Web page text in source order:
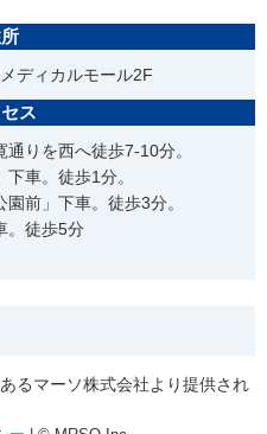
ディカルモール2F
ス
りを西へ徒歩7-10分。
車。徒歩1分。
前」下車。徒歩3分。
。徒歩5分
るマーソ株式会社より提供され